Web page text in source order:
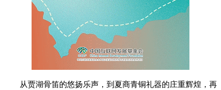
从贾湖骨笛的悠扬乐声，到夏商青铜礼器的庄重辉煌，再